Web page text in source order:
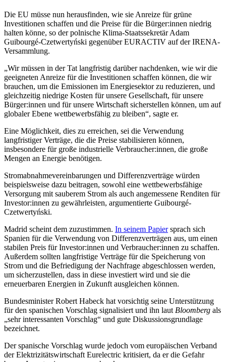
Die EU müsse nun herausfinden, wie sie Anreize für grüne
Investitionen schaffen und die Preise für die Bürger:innen niedrig
halten könne, so der polnische Klima-Staatssekretär Adam
Guibourgé-Czetwertyński gegenüber EURACTIV auf der IRENA-
Versammlung.
„Wir müssen in der Tat langfristig darüber nachdenken, wie wir die
geeigneten Anreize für die Investitionen schaffen können, die wir
brauchen, um die Emissionen im Energiesektor zu reduzieren, und
gleichzeitig niedrige Kosten für unsere Gesellschaft, für unsere
Bürger:innen und für unsere Wirtschaft sicherstellen können, um auf
globaler Ebene wettbewerbsfähig zu bleiben“, sagte er.
Eine Möglichkeit, dies zu erreichen, sei die Verwendung
langfristiger Verträge, die die Preise stabilisieren können,
insbesondere für große industrielle Verbraucher:innen, die große
Mengen an Energie benötigen.
Stromabnahmevereinbarungen und Differenzverträge würden
beispielsweise dazu beitragen, sowohl eine wettbewerbsfähige
Versorgung mit sauberem Strom als auch angemessene Renditen für
Investor:innen zu gewährleisten, argumentierte Guibourgé-
Czetwertyński.
Madrid scheint dem zuzustimmen. In seinem Papiersprach sich
Spanien für die Verwendung von Differenzverträgen aus, um einen
stabilen Preis für Investor:innen und Verbraucher:innen zu schaffen.
Außerdem sollten langfristige Verträge für die Speicherung von
Strom und die Befriedigung der Nachfrage abgeschlossen werden,
um sicherzustellen, dass in diese investiert wird und sie die
erneuerbaren Energien in Zukunft ausgleichen können.
Bundesminister Robert Habeck hat vorsichtig seine Unterstützung
für den spanischen Vorschlag signalisiert und ihn laut Bloomberg als
„sehr interessanten Vorschlag“ und gute Diskussionsgrundlage
bezeichnet.
Der spanische Vorschlag wurde jedoch vom europäischen Verband
der Elektrizitätswirtschaft Eurelectric kritisiert, da er die Gefahr